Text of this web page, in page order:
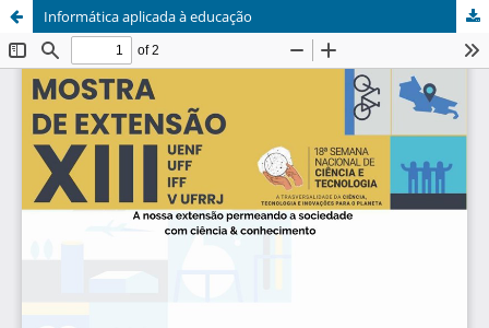
Informática aplicada à educação